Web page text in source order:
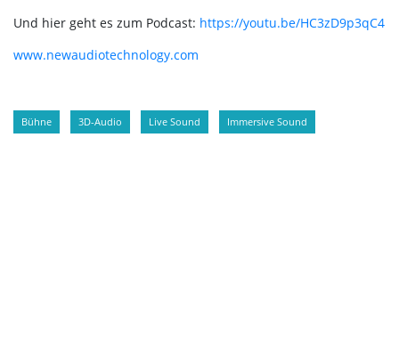
Und hier geht es zum Podcast: https://youtu.be/HC3zD9p3qC4
www.newaudiotechnology.com
Bühne 3D-Audio Live Sound Immersive Sound